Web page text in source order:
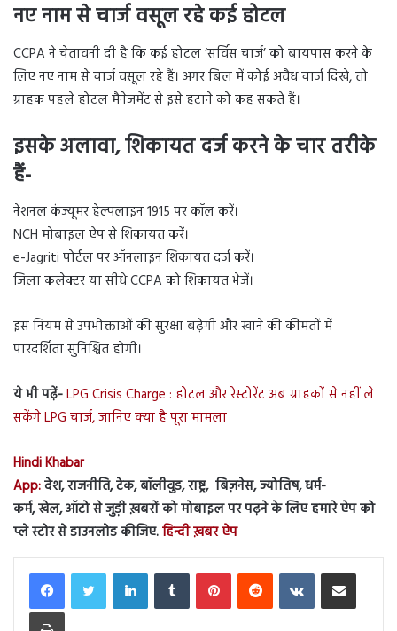
नए नाम से चार्ज वसूल रहे कई होटल
CCPA ने चेतावनी दी है कि कई होटल ‘सर्विस चार्ज’ को बायपास करने के
लिए नए नाम से चार्ज वसूल रहे हैं। अगर बिल में कोई अवैध चार्ज दिखे, तो
ग्राहक पहले होटल मैनेजमेंट से इसे हटाने को कह सकते हैं।
इसके अलावा, शिकायत दर्ज करने के चार तरीके
हैं-
नेशनल कंज्यूमर हेल्पलाइन 1915 पर कॉल करें।
NCH मोबाइल ऐप से शिकायत करें।
e-Jagriti पोर्टल पर ऑनलाइन शिकायत दर्ज करें।
जिला कलेक्टर या सीधे CCPA को शिकायत भेजें।
इस नियम से उपभोक्ताओं की सुरक्षा बढ़ेगी और खाने की कीमतों में
पारदर्शिता सुनिश्चित होगी।
ये भी पढ़ें-LPG Crisis Charge : होटल और रेस्टोरेंट अब ग्राहकों से नहीं ले
सकेंगे LPG चार्ज, जानिए क्या है पूरा मामला
Hindi Khabar
App:देश, राजनीति, टेक, बॉलीवुड, राष्ट्र, बिज़नेस, ज्योतिष, धर्म-
कर्म, खेल, ऑटो से जुड़ी ख़बरों को मोबाइल पर पढ़ने के लिए हमारे ऐप को
प्ले स्टोर से डाउनलोड कीजिए.हिन्दी ख़बर ऐप
LinkedInTumblr PinterestReddit VKontakteShare via Email
Print